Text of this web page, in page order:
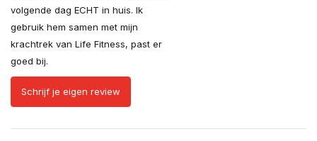
volgende dag ECHT in huis. Ik
gebruik hem samen met mijn
krachtrek van Life Fitness, past er
goed bij.
Schrijf je eigen review